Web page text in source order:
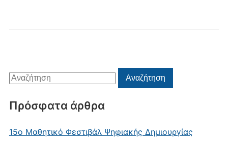
Αναζήτηση
για:
Αναζήτηση
Πρόσφατα άρθρα
15ο Μαθητικό Φεστιβάλ Ψηφιακής Δημιουργίας